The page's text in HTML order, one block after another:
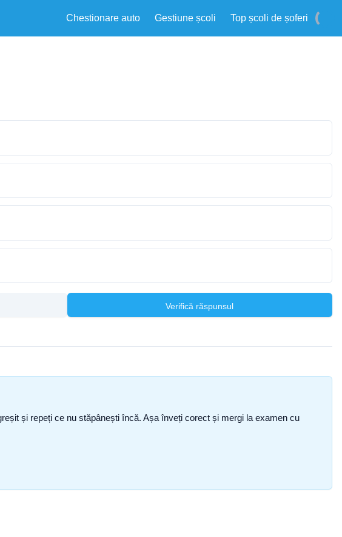
Chestionare auto Gestiune școli Top școli de șoferi
Verifică răspunsul
și repeți ce nu stăpânești încă. Așa înveți corect și mergi la examen cu